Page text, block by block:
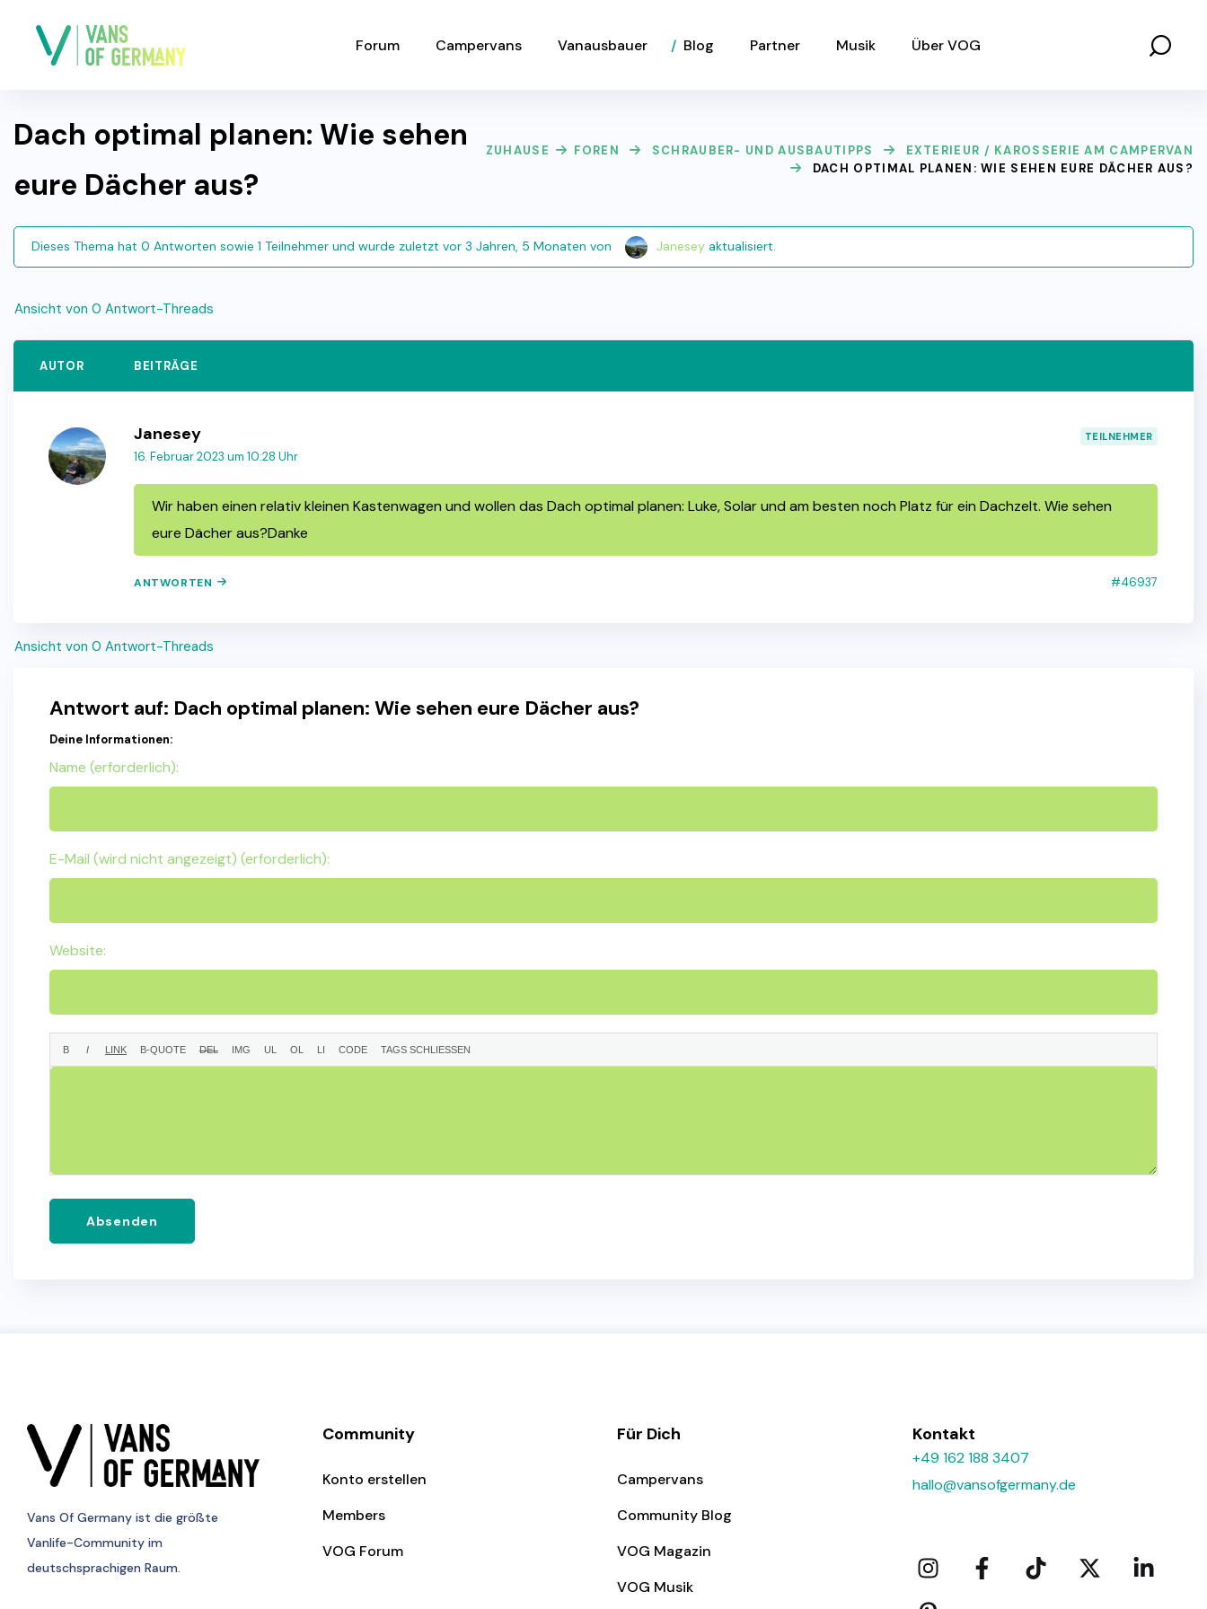
Forum Campervans Vanausbauer Blog Partner Musik Über VOG
Dach optimal planen: Wie sehen
eure Dächer aus?
ZUHAUSE FOREN SCHRAUBER- UND AUSBAUTIPPS
EXTERIEUR / KAROSSERIE AM CAMPERVAN
DACH OPTIMAL PLANEN: WIE SEHEN EURE DÄCHER AUS?
Dieses Thema hat 0 Antworten sowie 1 Teilnehmer und wurde zuletztvor 3 Jahren, 5 Monaten von Janesey aktualisiert.
Ansicht von 0 Antwort-Threads
AUTOR BEITRÄGE
Janesey
16. Februar 2023 um 10:28 Uhr
TEILNEHMER
Wir haben einen relativ kleinen Kastenwagen und wollen das Dach optimal planen: Luke, Solar und am besten noch Platz für ein Dachzelt. Wie sehen
eure Dächer aus?Danke
ANTWORTEN #46937
Ansicht von 0 Antwort-Threads
Antwort auf: Dach optimal planen: Wie sehen eure Dächer aus?
Deine Informationen:
Name (erforderlich):
E-Mail (wird nicht angezeigt) (erforderlich):
Website:
Absenden
Vans Of Germany ist die größte
Vanlife-Community im
deutschsprachigen Raum.
Community
Konto erstellen
Members
VOG Forum
Für Dich
Campervans
Community Blog
VOG Magazin
VOG Musik
Kontakt
+49 162 188 3407
hallo@vansofgermany.de